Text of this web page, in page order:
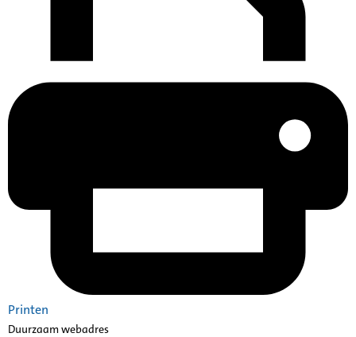
Printen
Duurzaam webadres